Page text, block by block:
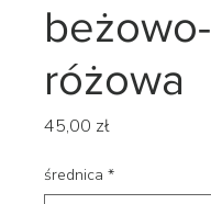
beżowo-
różowa
45,00 złCena
średnica *